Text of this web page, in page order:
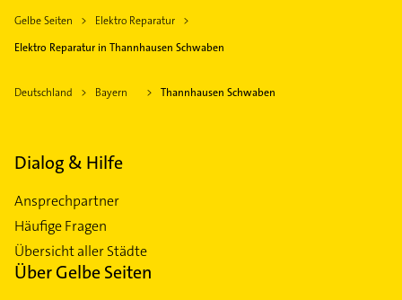
Gelbe Seiten
Elektro Reparatur
Elektro Reparatur in Thannhausen Schwaben
Deutschland Bayern Thannhausen Schwaben
Dialog & Hilfe
Ansprechpartner
Häufige Fragen
Übersicht aller Städte
Über Gelbe Seiten